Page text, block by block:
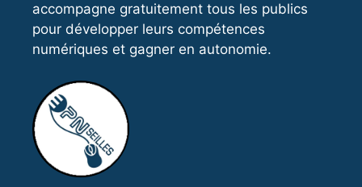
accompagne gratuitement tous les publics
pour développer leurs compétences
numériques et gagner en autonomie.